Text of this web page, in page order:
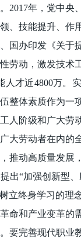
2017年，党中央
、技能提升、作
国办印发《关于
劳动，激发技术
人才近4800万。
整体素质作为一
人阶级和广大劳
大劳动者在内的
推动高质量发展
出“加强创新型
立终身学习的理
命和产业变革的
要完善现代职业